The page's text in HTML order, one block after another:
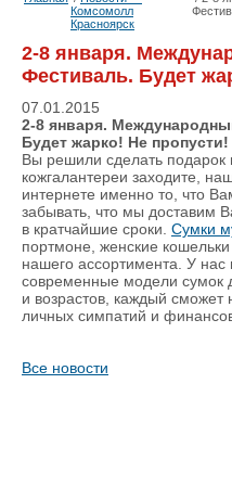
Комсомолл
Красноярск
2-8 января.
Фестиваль. Будет
07.01.2015
2-8 января.
Будет жарко! Не пропусти!
Вы решили сделать подарок
кожгалантереи заходите,
интернете именно то, что
забывать, что мы доставим
в кратчайшие сроки. Сумки
портмоне, женские
нашего ассортимента. У
современные модели сумок
и возрастов, каждый сможет
личных симпатий и
Все новости